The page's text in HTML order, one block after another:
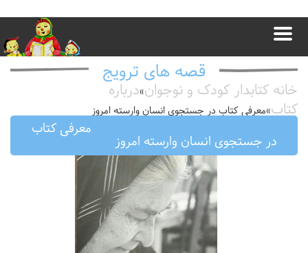
قصه های ترویج
خانه کتابدار کودک و نوجوان»درباره
کتاب»معرفى كتاب در جستجوى انسان وارسته امروز
معرفى كتاب
در جستجوى انسان وارسته امروز